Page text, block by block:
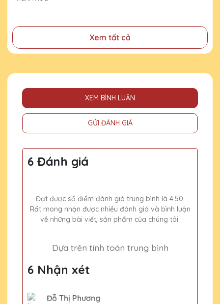
Xem tất cả
XEM BÌNH LUẬN
GỬI ĐÁNH GIÁ
6 Đánh giá
Đạt được số điểm đánh giá trung bình là 4.50.
Rất mong nhận được nhiều đánh giá và bình luận
về những bài viết, sản phẩm của chúng tôi.
Dựa trên tính toán trung bình
6 Nhận xét
Đỗ Thị Phương